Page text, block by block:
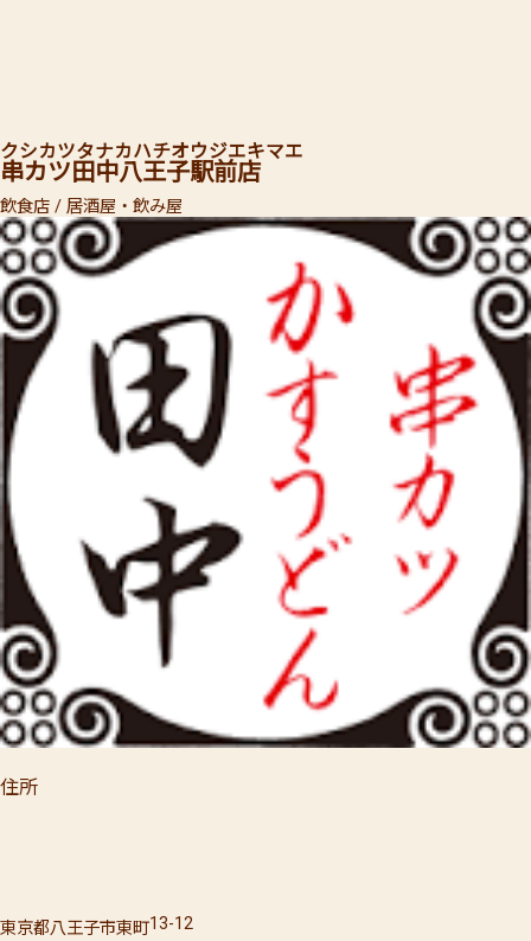
串カツ田中八王子駅前店
クシカツタナカハチオウジエキマエ
飲食店 / 居酒屋・飲み屋
住所
東京都八王子市東町13-12